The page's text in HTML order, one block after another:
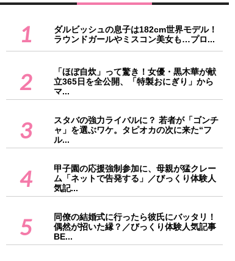
1
ダルビッシュの息子は182cm世界モデル！
ラウンドガールやミスコン美女も…プロ...
2
「ほぼ自炊」って驚き！女優・黒木華が献
立365日を全公開、「特製おにぎり」から
マ...
3
スタバの強力ライバルに？ 若者が「ゴンチ
ャ」を選ぶワケ。タピオカの次に来た“フ
ル...
4
甲子園の応援強制参加に、母親が猛クレー
ム「ネットで告発する」／びっくり体験人
気記...
5
同僚の結婚式に行ったら彼氏にバッタリ！
偶然が招いた縁？／びっくり体験人気記事
BE...